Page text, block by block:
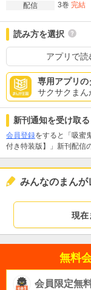
配信
3巻 完結
読み方を選択
アプリで読
専用アプリの
サクサクまん
新刊通知を受け取る
会員登録をすると「吸蜜
付き特装版】」新刊配信
みんなのまんが
現在
無料
会員限定無